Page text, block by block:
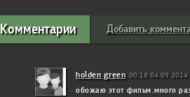
Комментарии Добавить
holden green 00:18 04.09.2014
обожаю этот фильм.много